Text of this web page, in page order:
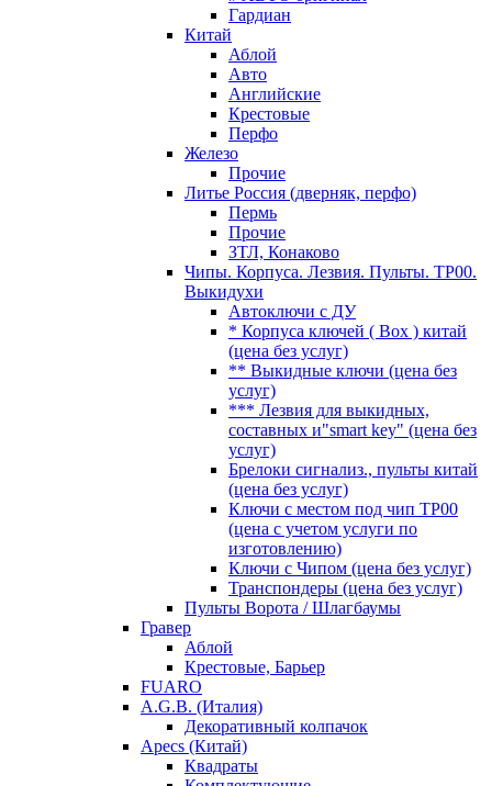
Гардиан
Китай
Аблой
Авто
Английские
Крестовые
Перфо
Железо
Прочие
Литье Россия (дверняк, перфо)
Пермь
Прочие
ЗТЛ, Конаково
Чипы. Корпуса. Лезвия. Пульты. TP00.
Выкидухи
Автоключи с ДУ
* Корпуса ключей ( Box ) китай
(цена без услуг)
** Выкидные ключи (цена без
услуг)
*** Лезвия для выкидных,
составных и"smart key" (цена без
услуг)
Брелоки сигнализ., пульты китай
(цена без услуг)
Ключи с местом под чип TP00
(цена с учетом услуги по
изготовлению)
Ключи с Чипом (цена без услуг)
Транспондеры (цена без услуг)
Пульты Ворота / Шлагбаумы
Гравер
Аблой
Крестовые, Барьер
FUARO
A.G.B. (Италия)
Декоративный колпачок
Apecs (Китай)
Квадраты